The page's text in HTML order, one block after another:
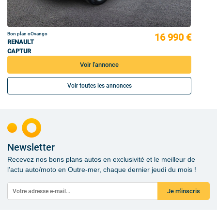
Bon plan oOvango
RENAULT
CAPTUR
16 990 €
Voir l'annonce
Voir toutes les annonces
Newsletter
Recevez nos bons plans autos en exclusivité et le meilleur de
l’actu auto/moto en Outre-mer, chaque dernier jeudi du mois !
Je m'inscris